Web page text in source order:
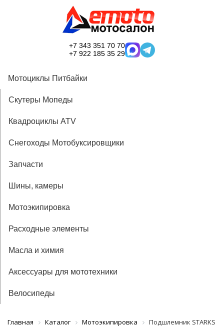
+7 343 351 70 70
+7 922 185 35 29
Мотоциклы Питбайки
Скутеры Мопеды
Квадроциклы ATV
Снегоходы Мотобуксировщики
Запчасти
Шины, камеры
Мотоэкипировка
Расходные элементы
Масла и химия
Аксессуары для мототехники
Велосипеды
Главная Каталог Мотоэкипировка Подшлемник STARKS